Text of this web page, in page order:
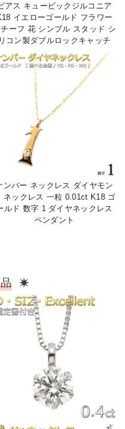
アス キュービックジルコニア
イエローゴールド フラワー
チーフ 花 シンプル スタッド シ
リコン製ダブルロックキャッチ
ンバー ネックレス ダイヤモン
ネックレス 一粒 0.01ct K18 ゴ
ルド 数字 1 ダイヤネックレス
ペンダント